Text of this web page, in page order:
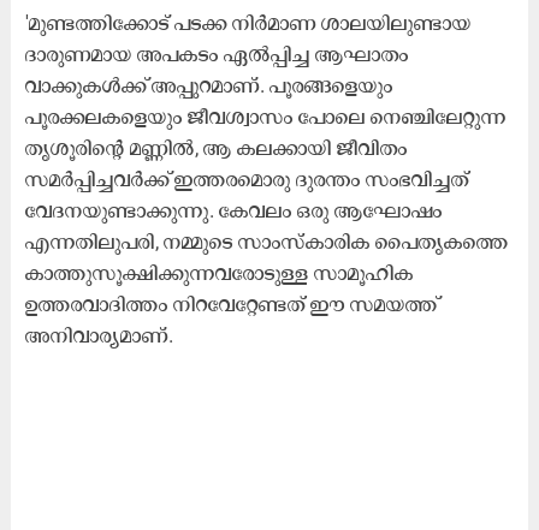
'മുണ്ടത്തിക്കോട് പടക്ക നിർമാണ ശാലയിലുണ്ടായ
ദാരുണമായ അപകടം ഏൽപ്പിച്ച ആഘാതം
വാക്കുകൾക്ക് അപ്പുറമാണ്. പൂരങ്ങളെയും
പൂരക്കലകളെയും ജീവശ്വാസം പോലെ നെഞ്ചിലേറ്റുന്ന
തൃശൂരിന്റെ മണ്ണിൽ, ആ കലക്കായി ജീവിതം
സമർപ്പിച്ചവർക്ക് ഇത്തരമൊരു ദുരന്തം സംഭവിച്ചത്
വേദനയുണ്ടാക്കുന്നു. കേവലം ഒരു ആഘോഷം
എന്നതിലുപരി, നമ്മുടെ സാംസ്കാരിക പൈതൃകത്തെ
കാത്തുസൂക്ഷിക്കുന്നവരോടുള്ള സാമൂഹിക
ഉത്തരവാദിത്തം നിറവേറ്റേണ്ടത് ഈ സമയത്ത്
അനിവാര്യമാണ്.